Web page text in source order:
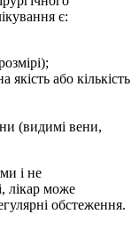
є:
або кількість
(видимі вени,
і не
лікар може
обстеження.